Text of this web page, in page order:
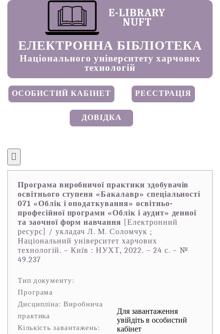
E-LIBRARY
NUFT
ЕЛЕКТРОННА БІБЛІОТЕКА
Національного університету харчових
технологій
ОСОБИСТИЙ КАБІНЕТ РЕЄСТРАЦІЯ
ДОВІДКА
Програма виробничої практики здобувачів
освітнього ступеня «Бакалавр» спеціальності
071 «Облік і оподаткування» освітньо-
професійної програми «Облік і аудит» денної
та заочної форм навчання [Електронний
ресурс] / укладач Л. М. Соломчук ;
Національний університет харчових
технологій. – Київ : НУХТ, 2022. – 24 с. – №
49.237
Тип документу:
Програма
Дисципліна: Виробнича
практика
Кількість завантажень:
Для завантаження
увійдіть в особистий
кабінет